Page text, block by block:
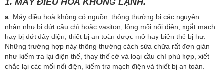
a . Máy điều hoà không có nguồn: thông thường bị các nguyên
nhân như bị đứt cầu chì hoặc vasiton, lỏng mối nối điện, ngắt mạch
hay bị đứt dây điện, thiết bị an toàn được mở hay biên thế bị hư.
Những trường hợp này thông thường cách sửa chữa rất đơn giản
như kiểm tra lại điện thế, thay thế cở và loại cầu chì phù hợp, xiết
chắc lại các mối nối điện, kiểm tra mạch điện và thiết bị an toàn.